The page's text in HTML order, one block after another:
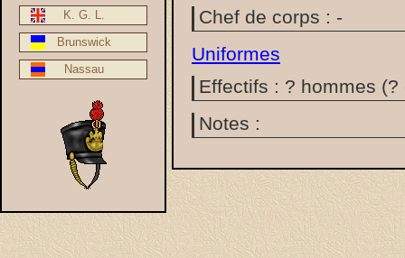
K. G. L.
Brunswick
Nassau
Chef de corps : -
Uniformes
Effectifs : ? hommes
Notes :